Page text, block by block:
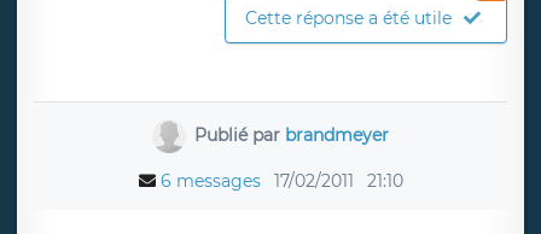
Cette réponse a été utile
Publié par brandmeyer
6 messages 17/02/2011 21:10